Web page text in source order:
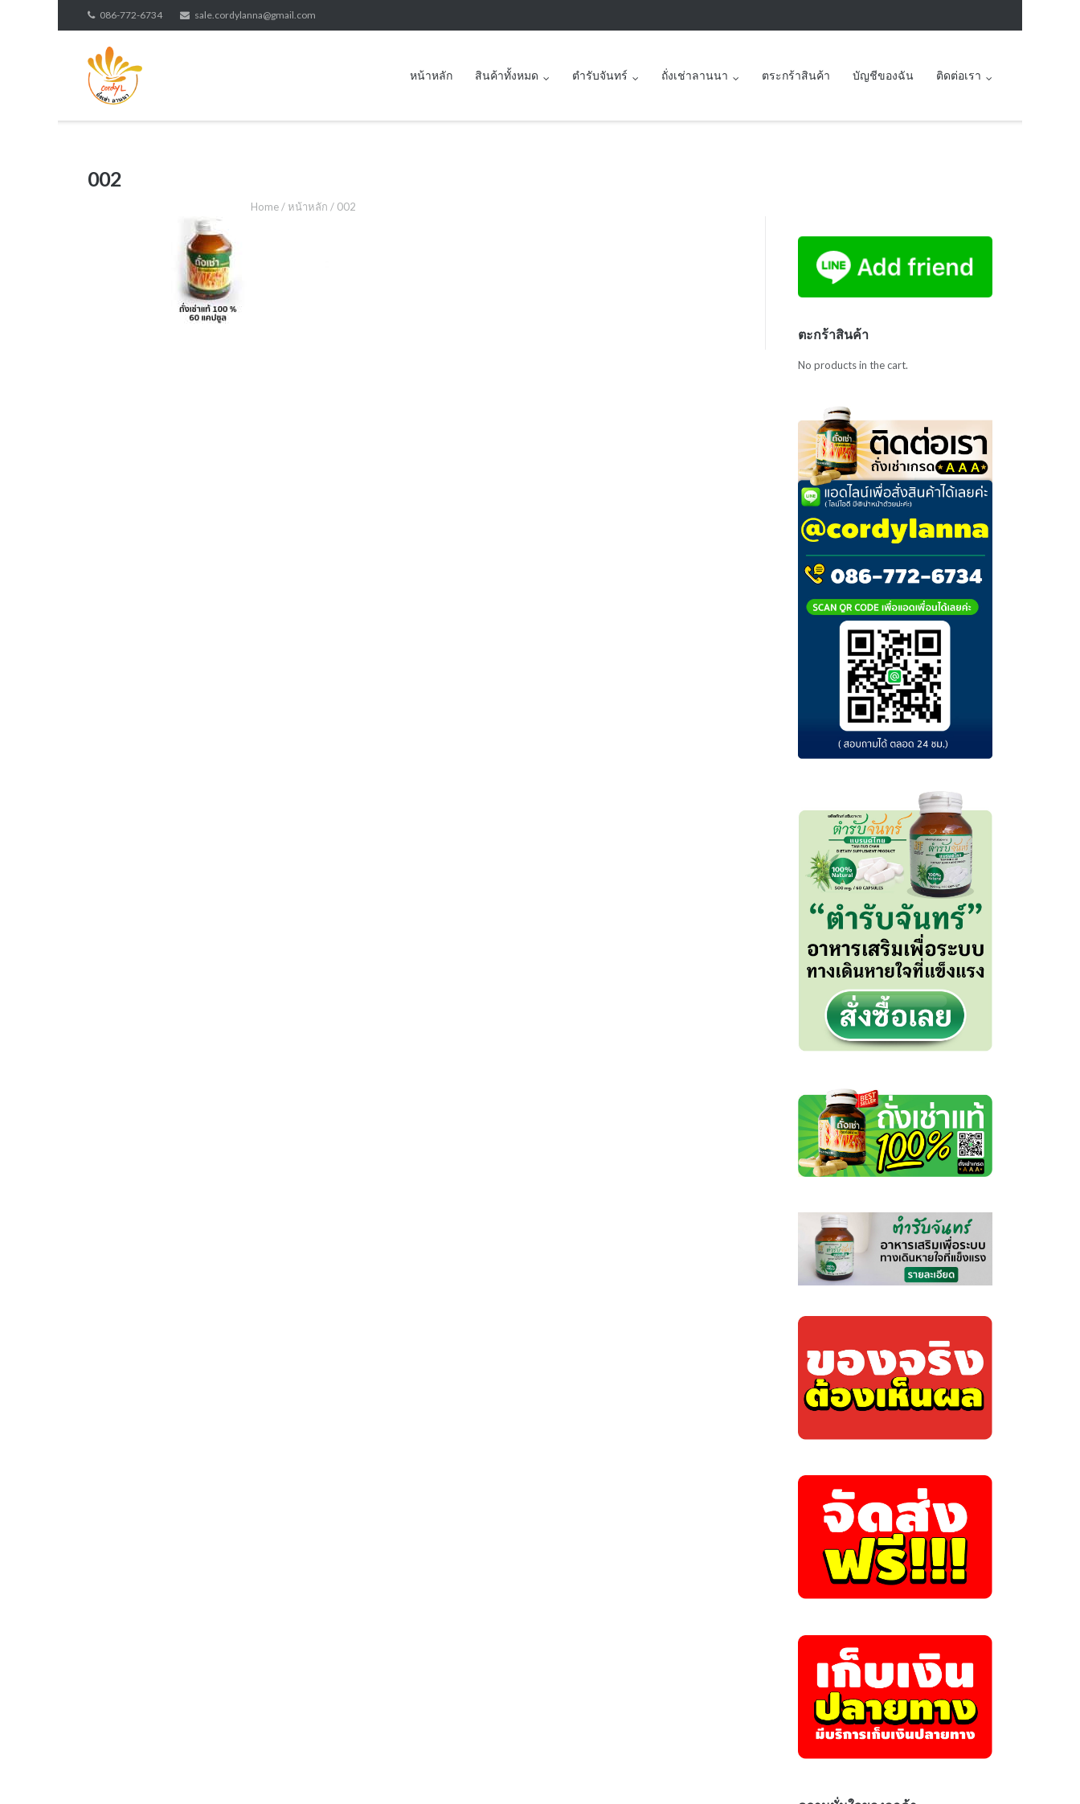
to
086-772-6734 sale.cordylanna@gmail.com
หน้าหลัก สินค้าทั้งหมด ตำรับจันทร์ ถั่งเช่าลานนา ตระกร้าสินค้า บัญชีของฉัน ติดต่อเรา
002
Home/หน้าหลัก / 002
ตะกร้าสินค้า
No products in the cart.